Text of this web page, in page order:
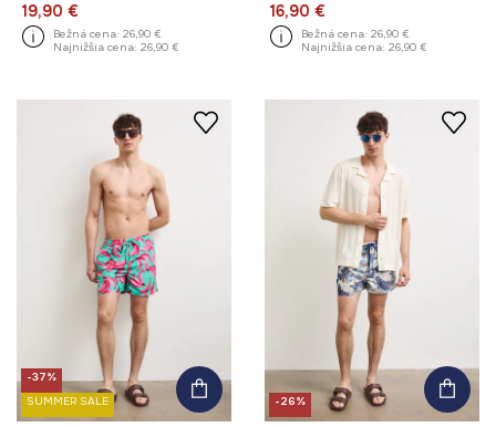
19,90 €
Bežná cena: 26,90 €
Najnižšia cena: 26,90 €
16,90 €
Bežná cena: 26,90 €
Najnižšia cena: 26,90 €
-37%
SUMMER SALE
-26%